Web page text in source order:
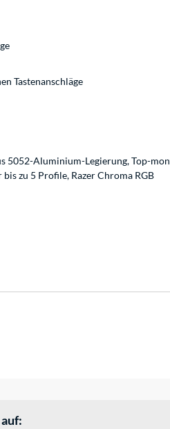
Tastenanschläge
5052-Aluminium-Legierung, Top-
zu 5 Profile, Razer Chroma RGB